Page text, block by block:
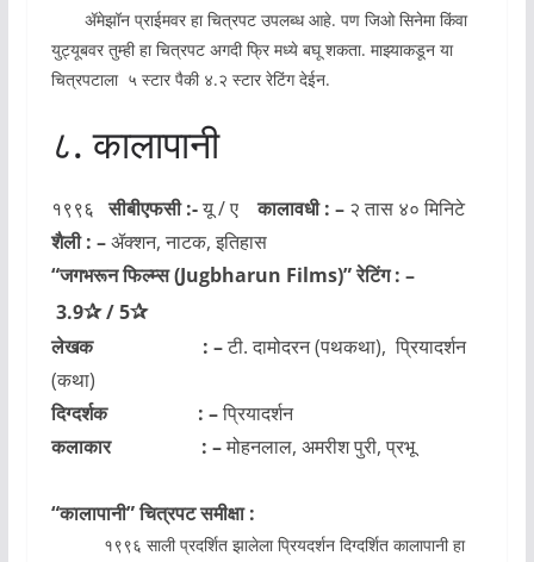
ॲमेझॉन प्राईमवर हा चित्रपट उपलब्ध आहे. पण जिओ सिनेमा किंवा
युट्यूबवर तुम्ही हा चित्रपट अगदी फ्रि मध्ये बघू शकता. माझ्याकडून या
चित्रपटाला ५ स्टार पैकी ४.२ स्टार रेटिंग देईन.
८. कालापानी
१९९६सीबीएफसी :-यू / एकालावधी : –२ तास ४० मिनिटे
शैली : –ॲक्शन, नाटक, इतिहास
“जगभरून फिल्म्स(Jugbharun Films)” रेटिंग : –
3.9✰/5✰
लेखक : –टी. दामोदरन (पथकथा), प्रियादर्शन
(कथा)
दिग्दर्शक : –प्रियादर्शन
कलाकार : –मोहनलाल, अमरीश पुरी, प्रभू
“कालापानी” चित्रपट समीक्षा :
१९९६ साली प्रदर्शित झालेला प्रियदर्शन दिग्दर्शित कालापानी हा